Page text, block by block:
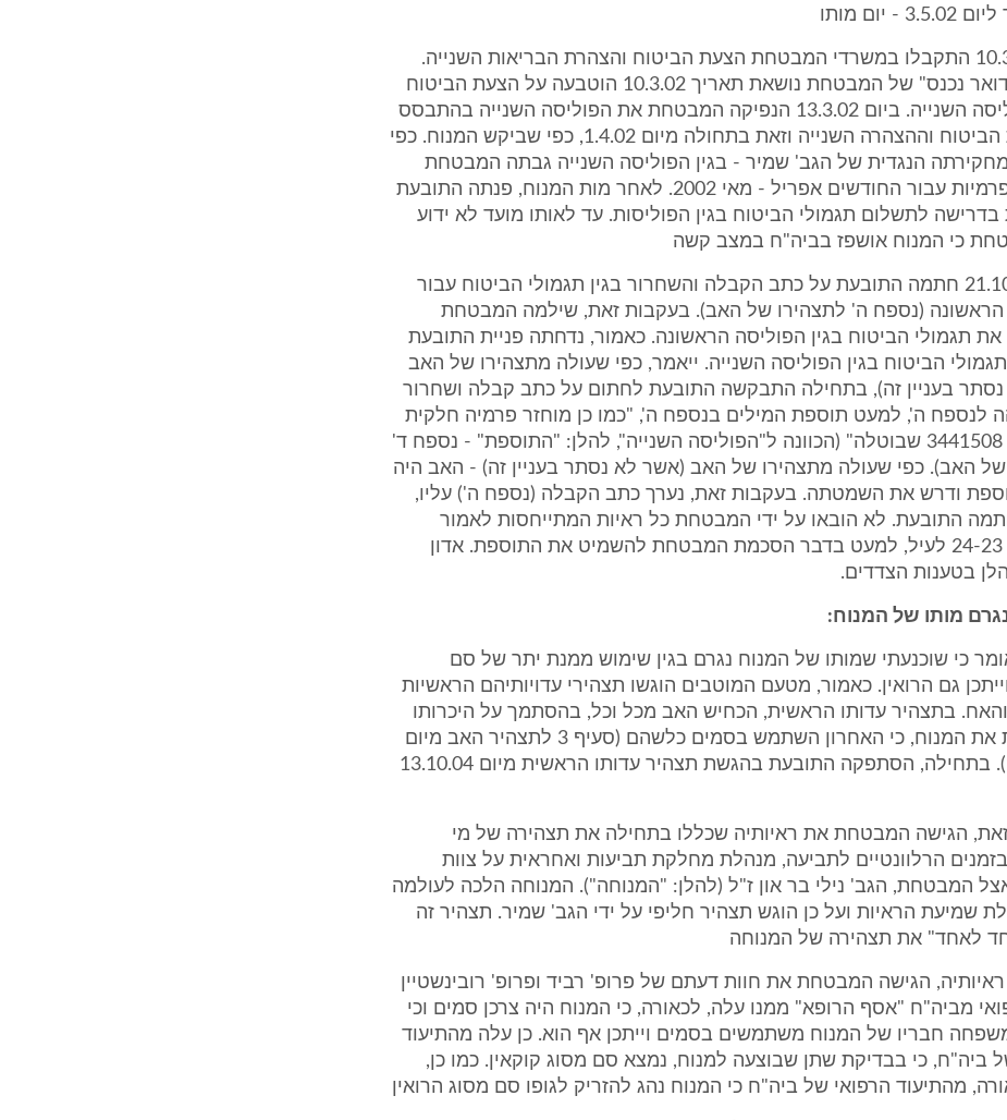
- יום מותו
ביום 10.3.02 התקבלו במשרדי המבטחת הצעת הביטוח והצהרת הבריאות השנייה.
חותמת "דואר נכנס" של המבטחת נושאת תאריך 10.3.02 הוטבעה על הצעת הביטוח
בגין הפוליסה השנייה. ביום 13.3.02 הנפיקה המבטחת את הפוליסה השנייה בהתבסס
על הצעת הביטוח וההצהרה השנייה וזאת בתחולה מיום 1.4.02, כפי שביקש המנוח. כפי
הנגדית של הגב' שמיר - בגין הפוליסה השנייה גבתה המבטחת
מהמנוח פרמיות עבור החודשים אפריל - מאי 2002. לאחר מות המנוח, פנתה התובעת
לתשלום תגמולי הביטוח בגין הפוליסות. עד לאותו מועד לא ידוע
כי המנוח אושפז בביה"ח במצב קשה
ביום 21.10.02 חתמה התובעת על כתב הקבלה והשחרור בגין תגמולי הביטוח עבור
הראשונה (נספח ה' לתצהירו של האב). בעקבות זאת, שילמה המבטחת
תגמולי הביטוח בגין הפוליסה הראשונה. כאמור, נדחתה פניית התובעת
הביטוח בגין הפוליסה השנייה. ייאמר, כפי שעולה מתצהירו של האב
בעניין זה), בתחילה התבקשה התובעת לחתום על כתב קבלה ושחרור
לנספח ה', למעט תוספת המילים בנספח ה', "כמו כן מוחזר פרמיה חלקית
מפוליסה 3441508 שבוטלה" (הכוונה ל"הפוליסה השנייה", להלן: "התוספת" - נספח ד'
של האב). כפי שעולה מתצהירו של האב (אשר לא נסתר בעניין זה) - האב היה
ודרש את השמטתה. בעקבות זאת, נערך כתב הקבלה (נספח ה') עליו,
התובעת. לא הובאו על ידי המבטחת כל ראיות המתייחסות לאמור
בסעיפים 24-23 לעיל, למעט בדבר הסכמת המבטחת להשמיט את התוספת. אדון
בטענות הצדדים.
מותו של המנוח:
כי שוכנעתי שמותו של המנוח נגרם בגין שימוש ממנת יתר של סם
גם הרואין. כאמור, מטעם המוטבים הוגשו תצהירי עדויותיהם הראשיות
בתצהיר עדותו הראשית, הכחיש האב מכל וכל, בהסתמך על היכרותו
היומיומית את המנוח, כי האחרון השתמש בסמים כלשהם (סעיף 3 לתצהיר האב מיום
13.10.04). בתחילה, הסתפקה התובעת בהגשת תצהיר עדותו הראשית מיום 13.10.04
הגישה המבטחת את ראיותיה שכללו בתחילה את תצהירה של מי
הרלוונטיים לתביעה, מנהלת מחלקת תביעות ואחראית על צוות
המבטחת, הגב' נילי בר און ז"ל (להלן: "המנוחה"). המנוחה הלכה לעולמה
שמיעת הראיות ועל כן הוגש תצהיר חליפי על ידי הגב' שמיר. תצהיר זה
לאחד" את תצהירה של המנוחה
הגישה המבטחת את חוות דעתם של פרופ' רביד ופרופ' רובינשטיין
מביה"ח "אסף הרופא" ממנו עלה, לכאורה, כי המנוח היה צרכן סמים וכי
חבריו של המנוח משתמשים בסמים וייתכן אף הוא. כן עלה מהתיעוד
ביה"ח, כי בבדיקת שתן שבוצעה למנוח, נמצא סם מסוג קוקאין. כמו כן,
מהתיעוד הרפואי של ביה"ח כי המנוח נהג להזריק לגופו סם מסוג הרואין